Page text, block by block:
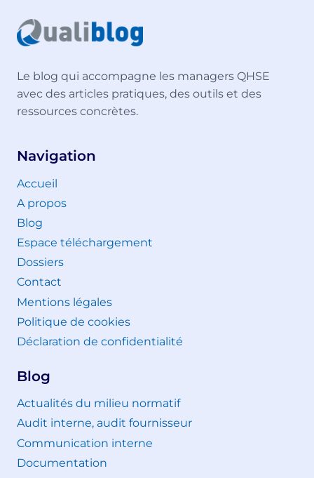
Le blog qui accompagne les managers QHSE
avec des articles pratiques, des outils et des
ressources concrètes.
Navigation
Accueil
A propos
Blog
Espace téléchargement
Dossiers
Contact
Mentions légales
Politique de cookies
Déclaration de confidentialité
Blog
Actualités du milieu normatif
Audit interne, audit fournisseur
Communication interne
Documentation